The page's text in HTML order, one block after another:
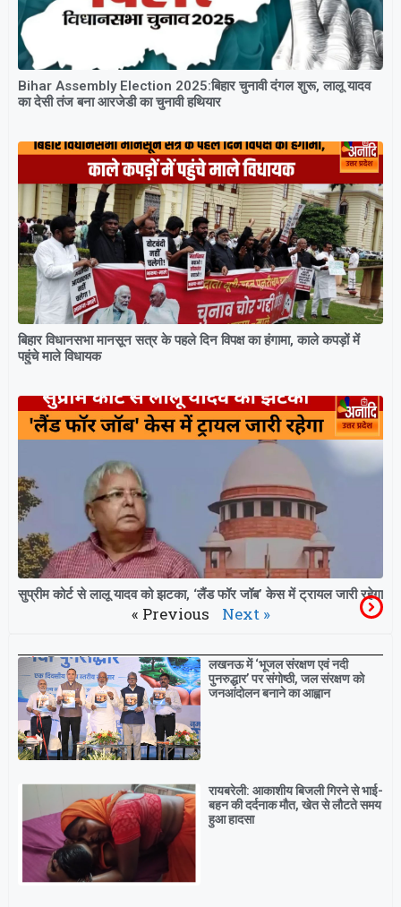
Bihar Assembly Election 2025:बिहार चुनावी दंगल शुरू, लालू यादव
का देसी तंज बना आरजेडी का चुनावी हथियार
बिहार विधानसभा मानसून सत्र के पहले दिन विपक्ष का हंगामा, काले कपड़ों में
पहुंचे माले विधायक
सुप्रीम कोर्ट से लालू यादव को झटका, ‘लैंड फॉर जॉब’ केस में ट्रायल जारी रहेगा
« Previous Next »
Breaking
लखनऊ में ‘भूजल संरक्षण एवं नदी
पुनरुद्धार’ पर संगोष्ठी, जल संरक्षण को
जनआंदोलन बनाने का आह्वान
रायबरेली: आकाशीय बिजली गिरने से भाई-
बहन की दर्दनाक मौत, खेत से लौटते समय
हुआ हादसा